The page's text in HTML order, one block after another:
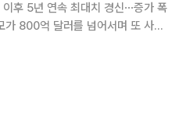
후 5년 연속 최대치 경신⋯증가 폭